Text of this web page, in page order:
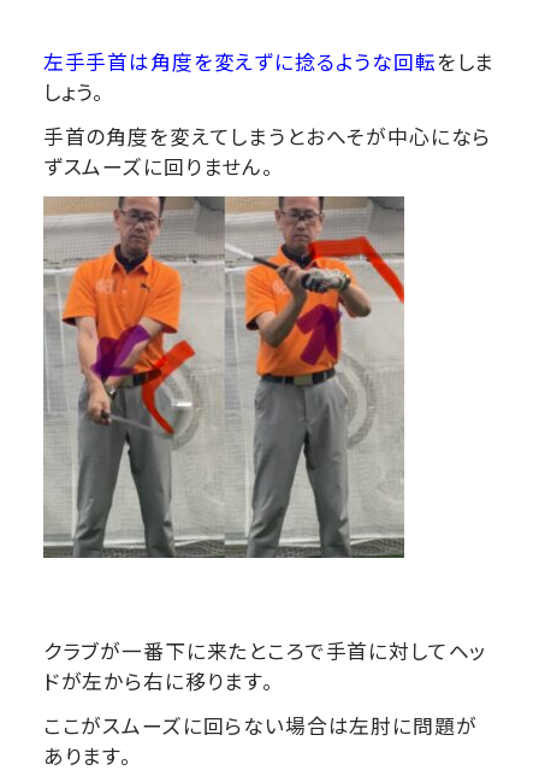
左手手首は角度を変えずに捻るような回転をしま
しょう。
手首の角度を変えてしまうとおへそが中心になら
ずスムーズに回りません。
クラブが一番下に来たところで手首に対してヘッ
ドが左から右に移ります。
ここがスムーズに回らない場合は左肘に問題が
あります。